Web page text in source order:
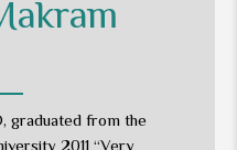
graduated from the